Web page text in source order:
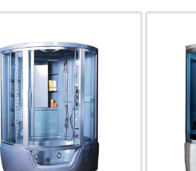
sử dụng để đảm bảo cho sức
dùng khi muốn xông hơi.